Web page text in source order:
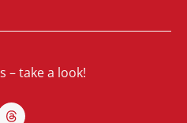
– take a look!